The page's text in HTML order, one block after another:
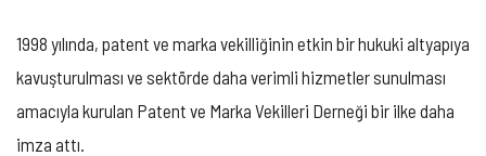
1998 yılında, patent ve marka vekilliğinin etkin bir hukuki altyapıya
kavuşturulması ve sektörde daha verimli hizmetler sunulması
amacıyla kurulan Patent ve Marka Vekilleri Derneği bir ilke daha
imza attı.